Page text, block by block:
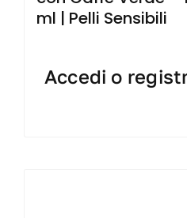
ml | Pelli Sensibili
Accedi o